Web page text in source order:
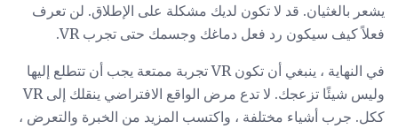
يشعر بالغثيان. قد لا تكون لديك مشكلة على الإطلاق. لن تعرف
فعلاً كيف سيكون رد فعل دماغك وجسمك حتى تجرب VR.
في النهاية ، ينبغي أن تكون VR تجربة ممتعة يجب أن تتطلع إليها
وليس شيئًا تزعجك. لا تدع مرض الواقع الافتراضي ينقلك إلى VR
ككل. جرب أشياء مختلفة ، واكتسب المزيد من الخبرة والتعرض ،